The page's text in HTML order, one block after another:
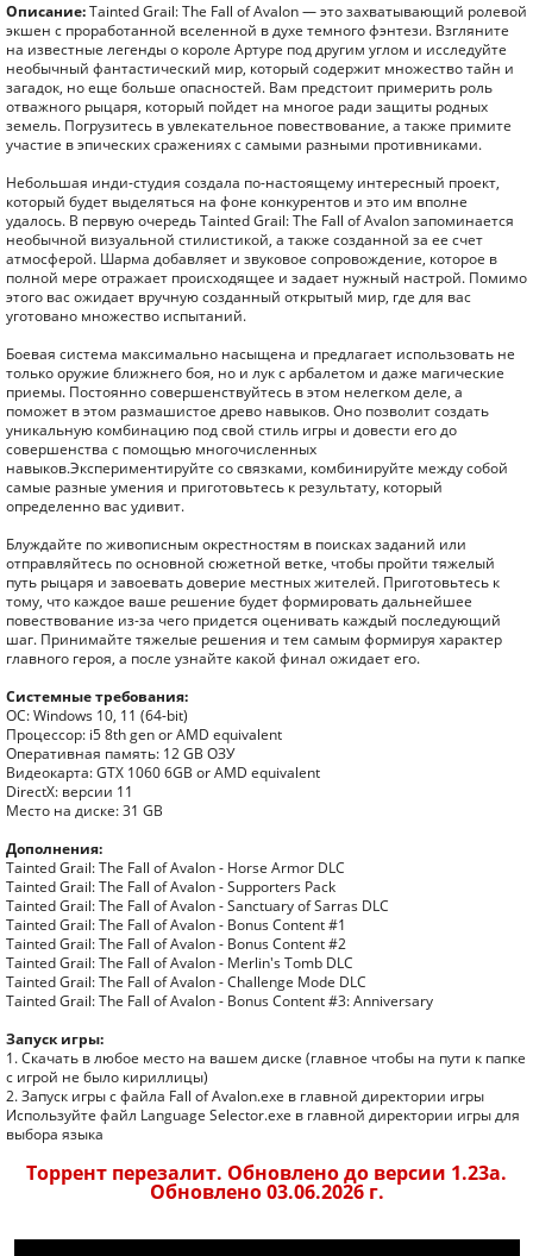
Описание:Tainted Grail: The Fall of Avalon — это захватывающий ролевой
экшен с проработанной вселенной в духе темного фэнтези. Взгляните
на известные легенды о короле Артуре под другим углом и исследуйте
необычный фантастический мир, который содержит множество тайн и
загадок, но еще больше опасностей. Вам предстоит примерить роль
отважного рыцаря, который пойдет на многое ради защиты родных
земель. Погрузитесь в увлекательное повествование, а также примите
участие в эпических сражениях с самыми разными противниками.
Небольшая инди-студия создала по-настоящему интересный проект,
который будет выделяться на фоне конкурентов и это им вполне
удалось. В первую очередь Tainted Grail: The Fall of Avalon запоминается
необычной визуальной стилистикой, а также созданной за ее счет
атмосферой. Шарма добавляет и звуковое сопровождение, которое в
полной мере отражает происходящее и задает нужный настрой. Помимо
этого вас ожидает вручную созданный открытый мир, где для вас
уготовано множество испытаний.
Боевая система максимально насыщена и предлагает использовать не
только оружие ближнего боя, но и лук с арбалетом и даже магические
приемы. Постоянно совершенствуйтесь в этом нелегком деле, а
поможет в этом размашистое древо навыков. Оно позволит создать
уникальную комбинацию под свой стиль игры и довести его до
совершенства с помощью многочисленных
навыков.Экспериментируйте со связками, комбинируйте между собой
самые разные умения и приготовьтесь к результату, который
определенно вас удивит.
Блуждайте по живописным окрестностям в поисках заданий или
отправляйтесь по основной сюжетной ветке, чтобы пройти тяжелый
путь рыцаря и завоевать доверие местных жителей. Приготовьтесь к
тому, что каждое ваше решение будет формировать дальнейшее
повествование из-за чего придется оценивать каждый последующий
шаг. Принимайте тяжелые решения и тем самым формируя характер
главного героя, а после узнайте какой финал ожидает его.
Системные требования:
ОС: Windows 10, 11 (64-bit)
Процессор: i5 8th gen or AMD equivalent
Оперативная память: 12 GB ОЗУ
Видеокарта: GTX 1060 6GB or AMD equivalent
DirectX: версии 11
Место на диске: 31 GB
Дополнения:
Tainted Grail: The Fall of Avalon - Horse Armor DLC
Tainted Grail: The Fall of Avalon - Supporters Pack
Tainted Grail: The Fall of Avalon - Sanctuary of Sarras DLC
Tainted Grail: The Fall of Avalon - Bonus Content #1
Tainted Grail: The Fall of Avalon - Bonus Content #2
Tainted Grail: The Fall of Avalon - Merlin's Tomb DLC
Tainted Grail: The Fall of Avalon - Challenge Mode DLC
Tainted Grail: The Fall of Avalon - Bonus Content #3: Anniversary
Запуск игры:
1. Скачать в любое место на вашем диске (главное чтобы на пути к папке
с игрой не было кириллицы)
2. Запуск игры с файла Fall of Avalon.exe в главной директории игры
Используйте файл Language Selector.exe в главной директории игры для
выбора языка
Торрент перезалит. Обновлено до версии 1.23a.
Обновлено 03.06.2026 г.